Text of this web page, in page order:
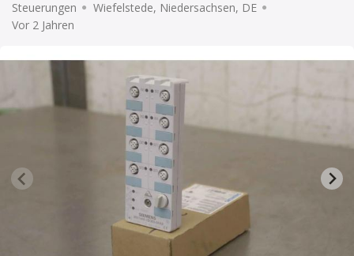
Steuerungen
Wiefelstede, Niedersachsen, DE
Vor 2 Jahren